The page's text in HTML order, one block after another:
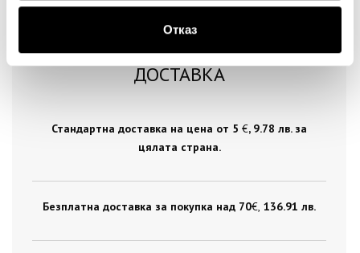
Отказ
ДОСТАВКА
Стандартна доставка на цена от 5 €, 9.78 лв. за
цялата страна.
Безплатна доставка за покупка над 70€ , 136.91 лв.